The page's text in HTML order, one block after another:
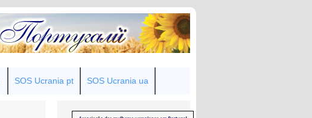
SOS Ucrania pt SOS Ucrania ua